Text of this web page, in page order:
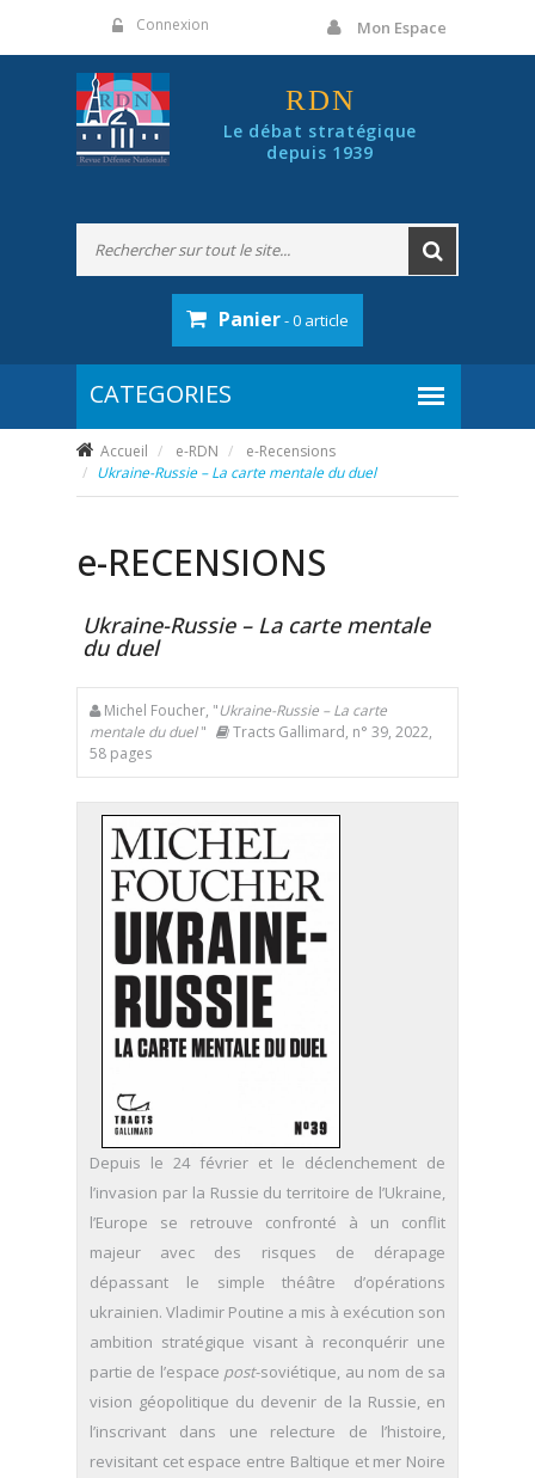
Connexion Mon Espace
RDN
Le débat stratégique
depuis 1939
Panier- 0 article
Accueil e-RDN
e-Recensions
Ukraine-Russie – La carte mentale du duel
e-RECENSIONS
Ukraine-Russie – La carte mentale
du duel
Michel Foucher, "Ukraine-Russie – La carte
mentale du duel"
Tracts Gallimard, n° 39, 2022,
58 pages
Depuis le 24 février et le déclenchement de
l’invasion par la Russie du territoire de l’Ukraine,
l’Europe se retrouve confronté à un conflit
majeur avec des risques de dérapage
dépassant le simple théâtre d’opérations
ukrainien. Vladimir Poutine a mis à exécution son
ambition stratégique visant à reconquérir une
partie de l’espace post-soviétique, au nom de sa
vision géopolitique du devenir de la Russie, en
l’inscrivant dans une relecture de l’histoire,
revisitant cet espace entre Baltique et mer Noire